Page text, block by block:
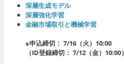
深層生成モデル
深層強化学習
金融市場取引と機械学習
※申込締切： 7/16（火）10:00
（ID登録締切： 7/12（金）10:00）